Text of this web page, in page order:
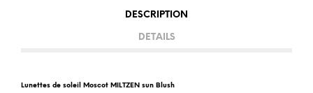
DESCRIPTION
DETAILS
Lunettes de soleil Moscot MILTZEN sun Blush